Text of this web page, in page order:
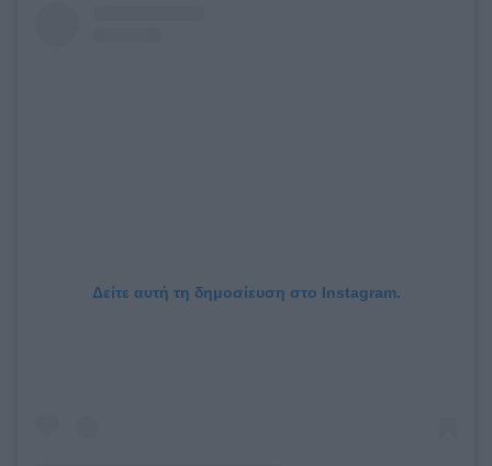
Δείτε αυτή τη δημοσίευση στο Instagram.